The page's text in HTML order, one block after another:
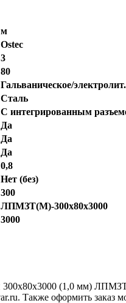
м
Ostec
3
80
Гальваническое/
Сталь
С интегрированным
Да
Да
Да
0,8
Нет (без)
300
ЛПМЗТ(М)-300х80х3000
3000
(1,0 мм)
Также оформить